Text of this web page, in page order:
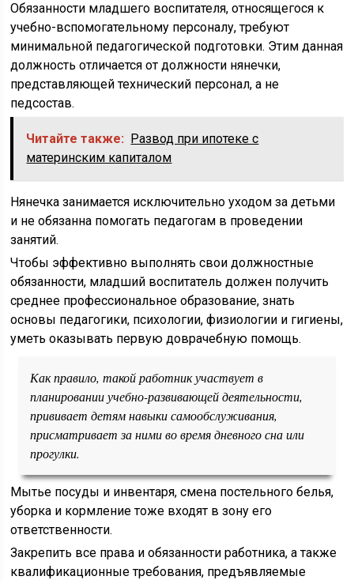
Обязанности младшего воспитателя, относящегося к
учебно-вспомогательному персоналу, требуют
минимальной педагогической подготовки. Этим данная
должность отличается от должности нянечки,
представляющей технический персонал, а не
педсостав.
Читайте также: Развод при ипотеке с
материнским капиталом
Нянечка занимается исключительно уходом за детьми
и не обязанна помогать педагогам в проведении
занятий.
Чтобы эффективно выполнять свои должностные
обязанности, младший воспитатель должен получить
среднее профессиональное образование, знать
основы педагогики, психологии, физиологии и гигиены,
уметь оказывать первую доврачебную помощь.
Как правило, такой работник участвует в
планировании учебно-развивающей деятельности,
прививает детям навыки самообслуживания,
присматривает за ними во время дневного сна или
прогулки.
Мытье посуды и инвентаря, смена постельного белья,
уборка и кормление тоже входят в зону его
ответственности.
Закрепить все права и обязанности работника, а также
квалификационные требования, предъявляемые